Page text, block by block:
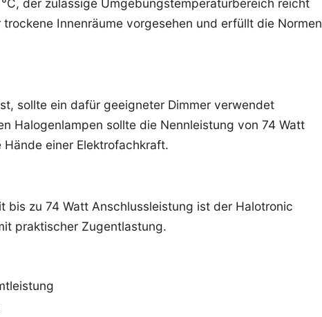
der zulässige Umgebungstemperaturbereich reicht
Innenräume vorgesehen und erfüllt die Normen
sollte ein dafür geeigneter Dimmer verwendet
Halogenlampen sollte die Nennleistung von 74 Watt
einer Elektrofachkraft.
zu 74 Watt Anschlussleistung ist der Halotronic
praktischer Zugentlastung.